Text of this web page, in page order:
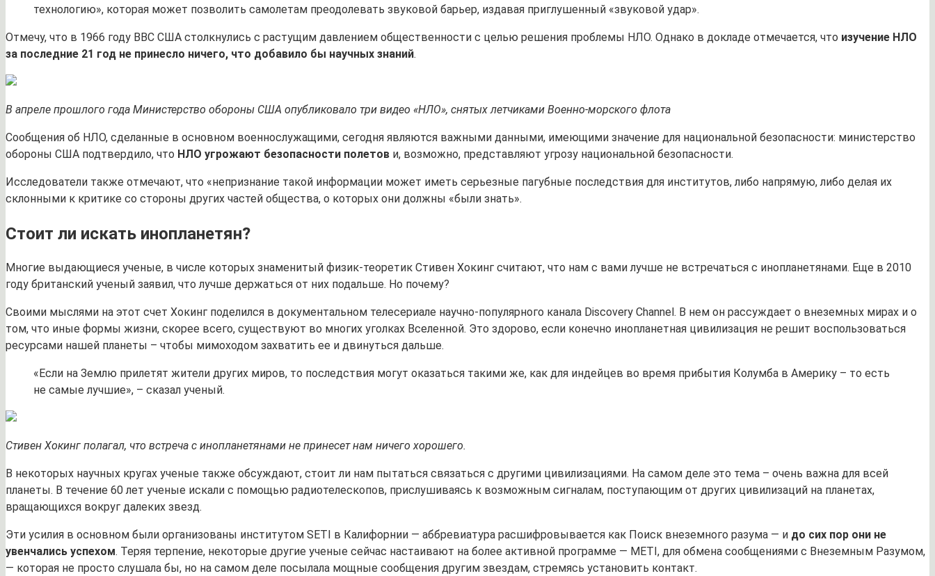
технологию», которая может позволить самолетам преодолевать звуковой барьер, издавая приглушенный «звуковой удар».
Отмечу, что в 1966 году ВВС США столкнулись с растущим давлением общественности с целью решения проблемы НЛО. Однако в докладе отмечается, что изучение НЛО
за последние 21 год не принесло ничего, что добавило бы научных знаний.
В апреле прошлого года Министерство обороны США опубликовало три видео «НЛО», снятых летчиками Военно-морского флота
Сообщения об НЛО, сделанные в основном военнослужащими, сегодня являются важными данными, имеющими значение для национальной безопасности: министерство
обороны США подтвердило, что НЛО угрожают безопасности полетов и, возможно, представляют угрозу национальной безопасности.
Исследователи также отмечают, что «непризнание такой информации может иметь серьезные пагубные последствия для институтов, либо напрямую, либо делая их
склонными к критике со стороны других частей общества, о которых они должны «были знать».
Стоит ли искать инопланетян?
Многие выдающиеся ученые, в числе которых знаменитый физик-теоретик Стивен Хокинг считают, что нам с вами лучше не встречаться с инопланетянами. Еще в 2010
году британский ученый заявил, что лучше держаться от них подальше. Но почему?
Своими мыслями на этот счет Хокинг поделился в документальном телесериале научно-популярного канала Discovery Channel. В нем он рассуждает о внеземных мирах и о
том, что иные формы жизни, скорее всего, существуют во многих уголках Вселенной. Это здорово, если конечно инопланетная цивилизация не решит воспользоваться
ресурсами нашей планеты – чтобы мимоходом захватить ее и двинуться дальше.
«Если на Землю прилетят жители других миров, то последствия могут оказаться такими же, как для индейцев во время прибытия Колумба в Америку – то есть
не самые лучшие», – сказал ученый.
Стивен Хокинг полагал, что встреча с инопланетянами не принесет нам ничего хорошего.
В некоторых научных кругах ученые также обсуждают, стоит ли нам пытаться связаться с другими цивилизациями. На самом деле это тема – очень важна для всей
планеты. В течение 60 лет ученые искали с помощью радиотелескопов, прислушиваясь к возможным сигналам, поступающим от других цивилизаций на планетах,
вращающихся вокруг далеких звезд.
Эти усилия в основном были организованы институтом SETI в Калифорнии — аббревиатура расшифровывается как Поиск внеземного разума — и до сих пор они не
увенчались успехом. Теряя терпение, некоторые другие ученые сейчас настаивают на более активной программе — METI, для обмена сообщениями с Внеземным Разумом,
— которая не просто слушала бы, но на самом деле посылала мощные сообщения другим звездам, стремясь установить контакт.